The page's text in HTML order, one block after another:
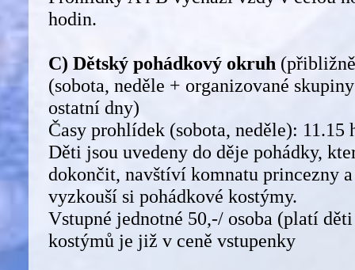
hodin.
C) Dětský pohádkový okruh
(sobota, neděle + organizované
ostatní dny)
Časy prohlídek (sobota, neděle): 11.15
Děti jsou uvedeny do děje pohádky,
dokončit, navštíví komnatu princezny
vyzkouší si pohádkové kostýmy.
Vstupné jednotné 50,-/ osoba (platí
kostýmů je již v ceně vstupenky